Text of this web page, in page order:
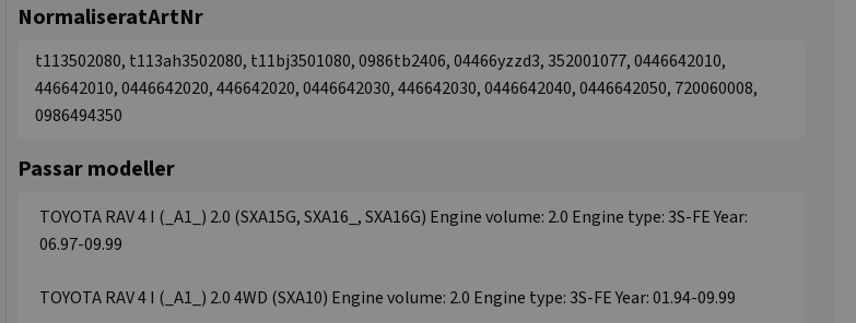
NormaliseratArtNr
t113502080, t113ah3502080, t11bj3501080, 0986tb2406, 04466yzzd3, 352001077, 0446642010,
446642010, 0446642020, 446642020, 0446642030, 446642030, 0446642040, 0446642050, 720060008,
0986494350
Passar modeller
TOYOTA RAV 4 I (_A1_) 2.0 (SXA15G, SXA16_, SXA16G) Engine volume: 2.0 Engine type: 3S-FE Year:
06.97-09.99
TOYOTA RAV 4 I (_A1_) 2.0 4WD (SXA10) Engine volume: 2.0 Engine type: 3S-FE Year: 01.94-09.99